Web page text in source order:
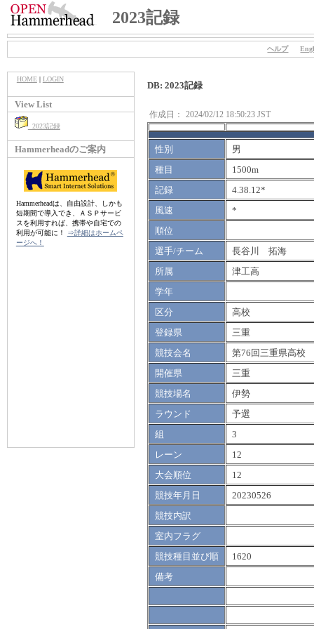
2023記録
ヘルプ
HOME| LOGIN
View List
2023記録
Hammerheadのご案内
Hammerheadは、自由設計、しかも
短期間で導入でき、ＡＳＰサービ
スを利用すれば、携帯や自宅での
利用が可能に！
⇒詳細はホームペ
ージへ！
DB: 2023記録
作成日： 2024/02/12 18:50:23 JST
性別
男
種目
1500m
記録
4.38.12*
風速
*
順位
選手/チーム
長谷川 拓海
所属
津工高
学年
区分
高校
登録県
三重
競技会名
第76回三重県高校
開催県
三重
競技場名
伊勢
ラウンド
予選
組
3
レーン
12
大会順位
12
競技年月日
20230526
競技内訳
室内フラグ
競技種目並び順
1620
備考